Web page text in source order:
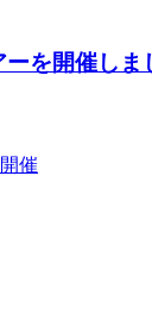
を開催しま
催